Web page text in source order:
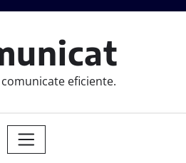
eficiente.